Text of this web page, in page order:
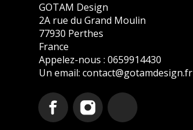
GOTAM Design
2A rue du Grand Moulin
77930 Perthes
France
Appelez-nous : 0659914430
Un email: contact@gotamdesign.fr